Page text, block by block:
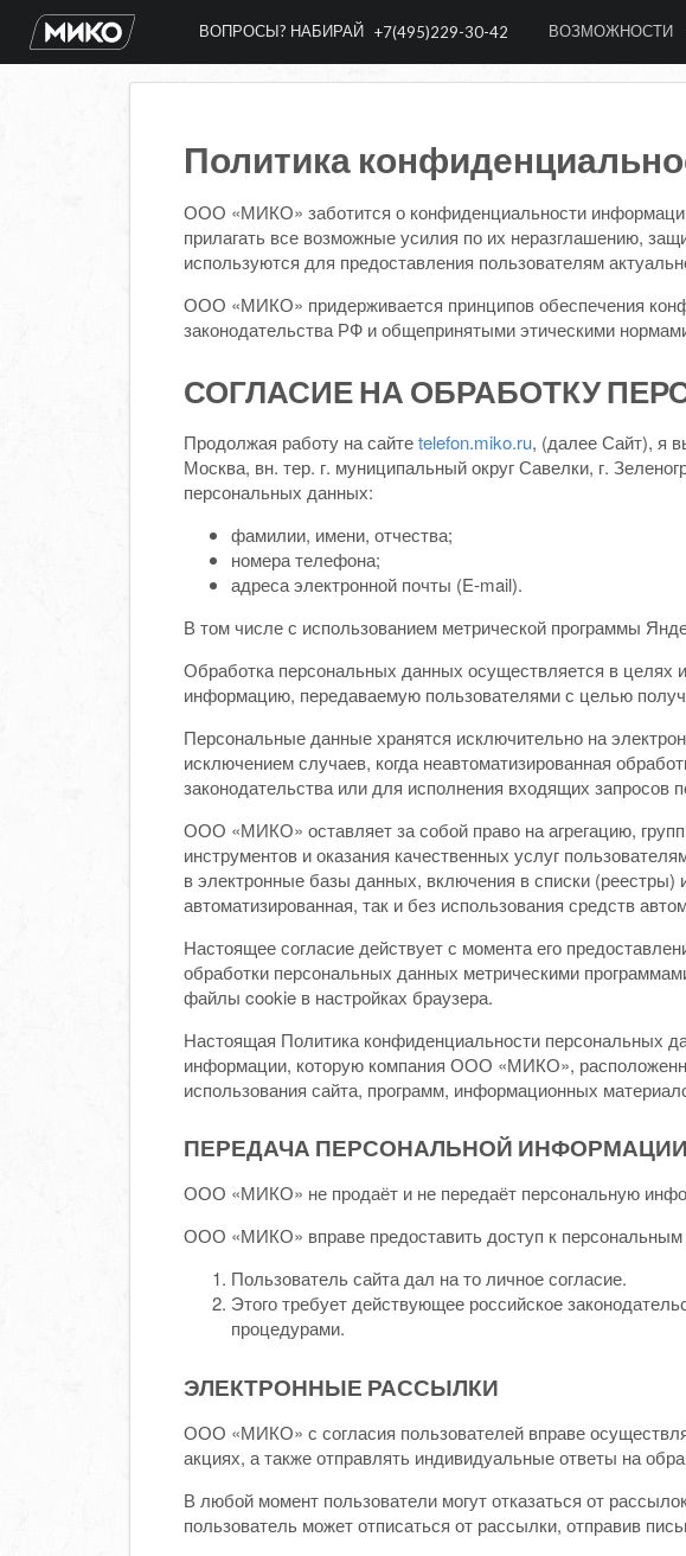
ВОПРОСЫ? НАБИРАЙ+7(495)229-30-42 ВОЗМОЖНОСТИ
Политика
ООО «МИКО» заботится о конфиденциальности
прилагать все возможные усилия по их неразглашению,
используются для предоставления пользователям
ООО «МИКО» придерживается принципов обеспечения
законодательства РФ и общепринятыми этическими
СОГЛАСИЕ НА ОБРАБОТКУ
Продолжая работу на сайтеtelefon.miko.ru, (далее Сайт), я
Москва, вн. тер. г. муниципальный округ Савелки, г.
персональных данных:
фамилии, имени, отчества;
номера телефона;
адреса электронной почты (E-mail).
В том числе с использованием метрической программы
Обработка персональных данных осуществляется в
информацию, передаваемую пользователями с целью
Персональные данные хранятся исключительно на
исключением случаев, когда неавтоматизированная
законодательства или для исполнения входящих запросов
ООО «МИКО» оставляет за собой право на агрегацию,
инструментов и оказания качественных услуг
в электронные базы данных, включения в списки
автоматизированная, так и без использования средств
Настоящее согласие действует с момента его
обработки персональных данных метрическими
файлы cookie в настройках браузера.
Настоящая Политика конфиденциальности персональных
информации, которую компания ООО «МИКО»,
использования сайта, программ, информационных
ПЕРЕДАЧА ПЕРСОНАЛЬНОЙ
ООО «МИКО» не продаёт и не передаёт персональную
ООО «МИКО» вправе предоставить доступ к
Пользователь сайта дал на то личное согласие.
Этого требует действующее российское
процедурами.
ЭЛЕКТРОННЫЕ РАССЫЛКИ
ООО «МИКО» с согласия пользователей вправе
акциях, а также отправлять индивидуальные ответы на
В любой момент пользователи могут отказаться от
пользователь может отписаться от рассылки, отправив